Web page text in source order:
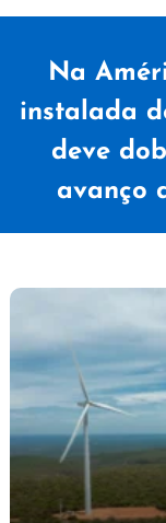
Na
instalada
deve
avanço